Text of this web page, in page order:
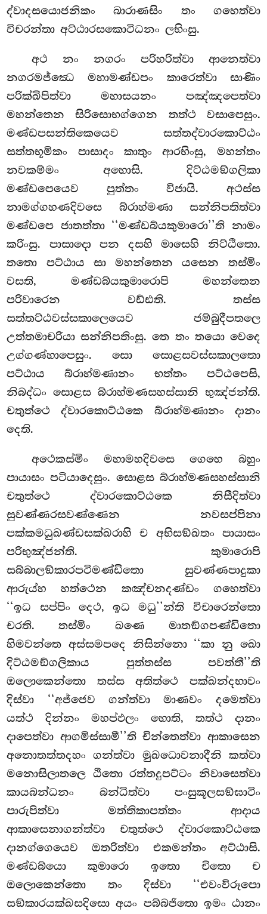
ද්වාදසයොජනිකං බාරාණසිං තං ගහෙත්වා
විචරන්තා අට්ඨාරසකොටිධනං ලභිංසු.
අථ නං නගරං පරිහරිත්වා ආනෙත්වා
නගරමජ්ඣෙ මහාමණ්ඩපං කාරෙත්වා සාණිං
පරික්ඛිපිත්වා මහාසයනං පඤ්ඤපෙත්වා
මහන්තෙන සිරිසොභග්ගෙන තත්ථ වසාපෙසුං.
මණ්ඩපසන්තිකෙයෙව සත්තද්වාරකොට්ඨං
සත්තභූමිකං පාසාදං කාතුං ආරභිංසු, මහන්තං
නවකම්මං අහොසි. දිට්ඨමඞ්ගලිකා
මණ්ඩපෙයෙව පුත්තං විජායි. අථස්ස
නාමග්ගහණදිවසෙ බ්රාහ්මණා සන්නිපතිත්වා
මණ්ඩපෙ ජාතත්තා ‘‘මණ්ඩබ්යකුමාරො’’ති නාමං
කරිංසු. පාසාදො පන දසහි මාසෙහි නිට්ඨිතො.
තතො පට්ඨාය සා මහන්තෙන යසෙන තස්මිං
වසති, මණ්ඩබ්යකුමාරොපි මහන්තෙන
පරිවාරෙන වඩ්ඪති. තස්ස
සත්තට්ඨවස්සකාලෙයෙව ජම්බුදීපතලෙ
උත්තමාචරියා සන්නිපතිංසු. තෙ තං තයො වෙදෙ
උග්ගණ්හාපෙසුං. සො සොළසවස්සකාලතො
පට්ඨාය බ්රාහ්මණානං භත්තං පට්ඨපෙසි,
නිබද්ධං සොළස බ්රාහ්මණසහස්සානි භුඤ්ජන්ති.
චතුත්ථෙ ද්වාරකොට්ඨකෙ බ්රාහ්මණානං දානං
දෙති.
අථෙකස්මිං මහාමහදිවසෙ ගෙහෙ බහුං
පායාසං පටියාදෙසුං. සොළස බ්රාහ්මණසහස්සානි
චතුත්ථෙ ද්වාරකොට්ඨකෙ නිසීදිත්වා
සුවණ්ණරසවණ්ණෙන නවසප්පිනා
පක්කමධුඛණ්ඩසක්ඛරාහි ච අභිසඞ්ඛතං පායාසං
පරිභුඤ්ජන්ති. කුමාරොපි
සබ්බාලඞ්කාරපටිමණ්ඩිතො සුවණ්ණපාදුකා
ආරුය්හ හත්ථෙන කඤ්චනදණ්ඩං ගහෙත්වා
‘‘ඉධ සප්පිං දෙථ, ඉධ මධු’’න්ති විචාරෙන්තො
චරති. තස්මිං ඛණෙ මාතඞ්ගපණ්ඩිතො
හිමවන්තෙ අස්සමපදෙ නිසින්නො ‘‘කා නු ඛො
දිට්ඨමඞ්ගලිකාය පුත්තස්ස පවත්තී’’ති
ඔලොකෙන්තො තස්ස අතිත්ථෙ පක්ඛන්දභාවං
දිස්වා ‘‘අජ්ජෙව ගන්ත්වා මාණවං දමෙත්වා
යත්ථ දින්නං මහප්ඵලං හොති, තත්ථ දානං
දාපෙත්වා ආගමිස්සාමී’’ති චින්තෙත්වා ආකාසෙන
අනොතත්තදහං ගන්ත්වා මුඛධොවනාදීනි කත්වා
මනොසිලාතලෙ ඨිතො රත්තදුපට්ටං නිවාසෙත්වා
කායබන්ධනං බන්ධිත්වා පංසුකූලසඞ්ඝාටිං
පාරුපිත්වා මත්තිකාපත්තං ආදාය
ආකාසෙනාගන්ත්වා චතුත්ථෙ ද්වාරකොට්ඨකෙ
දානග්ගෙයෙව ඔතරිත්වා එකමන්තං අට්ඨාසි.
මණ්ඩබ්යො කුමාරො ඉතො චිතො ච
ඔලොකෙන්තො තං දිස්වා ‘‘එවංවිරූපො
සඞ්කාරයක්ඛසදිසො අයං පබ්බජිතො ඉමං ඨානං